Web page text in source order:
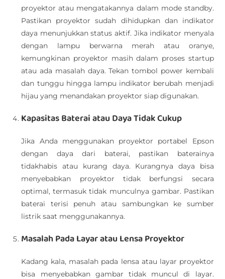
proyektor atau mengatakannya dalam mode standby.
Pastikan proyektor sudah dihidupkan dan indikator
daya menunjukkan status aktif. Jika indikator menyala
dengan lampu berwarna merah atau oranye,
kemungkinan proyektor masih dalam proses startup
atau ada masalah daya. Tekan tombol power kembali
dan tunggu hingga lampu indikator berubah menjadi
hijau yang menandakan proyektor siap digunakan.
Kapasitas Baterai atau Daya Tidak Cukup
Jika Anda menggunakan proyektor portabel Epson
dengan daya dari baterai, pastikan baterainya
tidakhabis atau kurang daya. Kurangnya daya bisa
menyebabkan proyektor tidak berfungsi secara
optimal, termasuk tidak munculnya gambar. Pastikan
baterai terisi penuh atau sambungkan ke sumber
listrik saat menggunakannya.
Masalah Pada Layar atau Lensa Proyektor
Kadang kala, masalah pada lensa atau layar proyektor
bisa menyebabkan gambar tidak muncul di layar.